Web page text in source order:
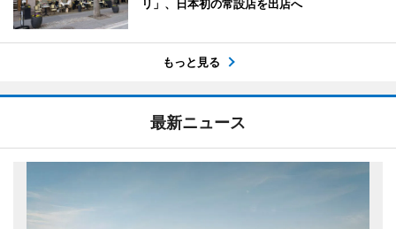
リ」、日本初の常設店を出店へ
もっと見る
最新ニュース